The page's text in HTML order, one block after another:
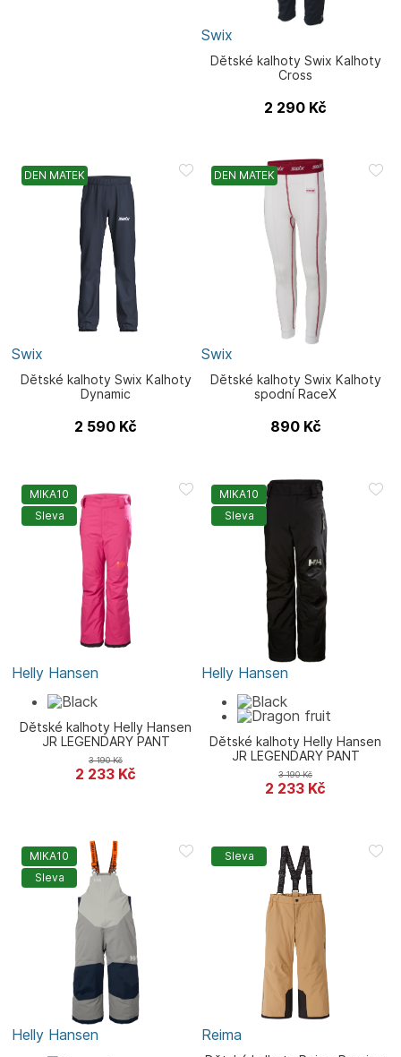
Swix
Dětské kalhoty Swix Kalhoty
Cross
2 290 Kč
DEN MATEK
Swix
Dětské kalhoty Swix Kalhoty
Dynamic
2 590 Kč
DEN MATEK
Swix
Dětské kalhoty Swix Kalhoty
spodní RaceX
890 Kč
MIKA10
Sleva
Helly Hansen
Dětské kalhoty Helly Hansen
JR LEGENDARY PANT
2 233 Kč
3 190Kč
MIKA10
Sleva
Helly Hansen
Dětské kalhoty Helly Hansen
JR LEGENDARY PANT
2 233 Kč
3 190Kč
MIKA10
Sleva
Helly Hansen
Sleva
Reima